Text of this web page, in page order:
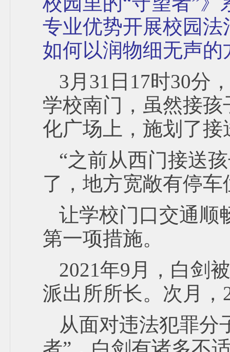
专业优势开展校园
如何以润物细无声的
3月31日17时30分
学校南门，虽然接
化广场上，施划了
“之前从西门接送
了，地方宽敞有停
让学校门口交通顺
第一项措施。
2021年9月，白剑
派出所所长。次月
从面对违法犯罪分